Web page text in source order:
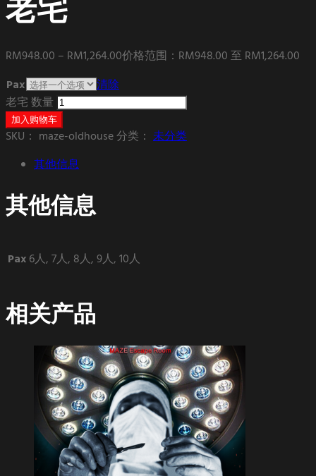
老宅
RM948.00 – RM1,264.00价格范围：RM948.00 至 RM1,264.00
Pax
清除
老宅 数量
加入购物车
SKU： maze-oldhouse分类： 未分类
其他信息
其他信息
Pax6人, 7人, 8人, 9人, 10人
相关产品